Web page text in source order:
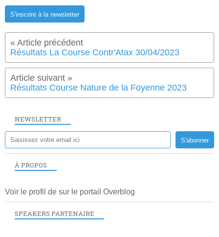
S'inscrire à la newsletter
Résultats La Course Contr'Atax 30/04/2023
Résultats Course Nature de la Foyenne 2023
NEWSLETTER
À PROPOS
Voir le profil de sur le portail Overblog
SPEAKERS PARTENAIRE